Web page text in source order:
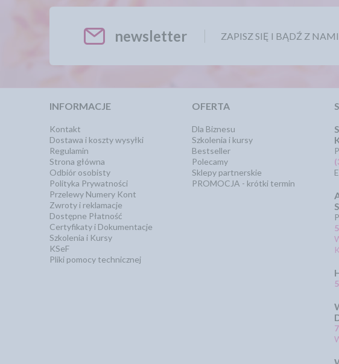
newsletter ZAPISZ SIĘ I BĄDŹ Z
INFORMACJE
Kontakt
Dostawa i koszty wysyłki
Regulamin
Strona główna
Odbiór osobisty
Polityka Prywatności
Przelewy Numery Kont
Zwroty i reklamacje
Dostępne Płatność
Certyfikaty i Dokumentacje
Szkolenia i Kursy
KSeF
Pliki pomocy technicznej
OFERTA
Dla Biznesu
Szkolenia i kursy
Bestseller
Polecamy
Sklepy partnerskie
PROMOCJA - krótki termin